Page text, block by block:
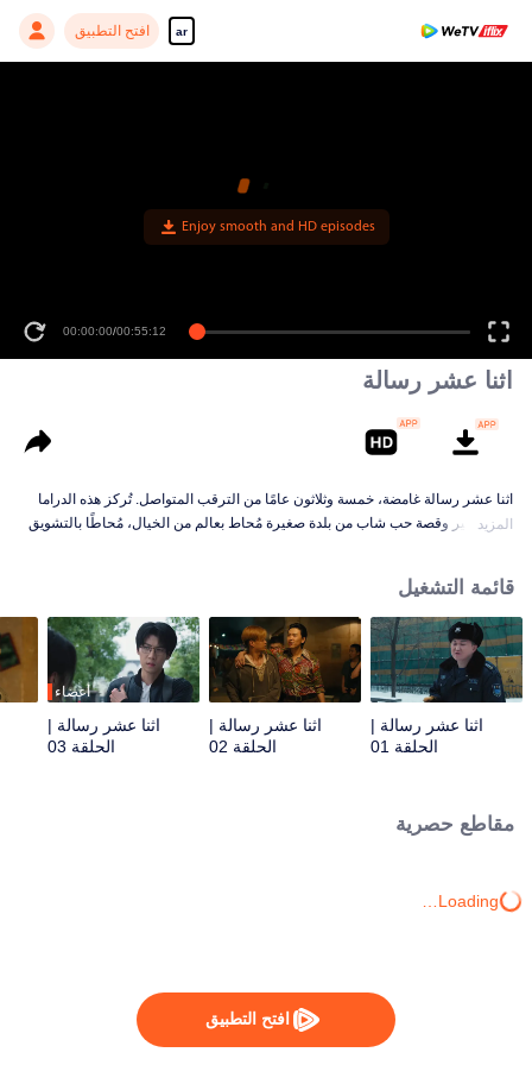
ar افتح التطبيق
افتح التطبيق
Enjoy smooth and HD episodes
00:00:00/00:55:12
اثنا عشر رسالة
اثنا عشر رسالة غامضة، خمسة وثلاثون عامًا من الترقب المتواصل. تُركز هذه الدراما
على مصير وقصة حب شاب من بلدة صغيرة مُحاط بعالم من الخيال، مُحاطًا بالتشويق
دراسي مهجور قناةً تربط بين زمانين، مما يخلق تجربة آسرة ومشوقة.
المزيد
قائمة التشغيل
اثنا عشر رسالة |
الحلقة 01
اثنا عشر رسالة |
الحلقة 02
أعضاء
اثنا عشر رسالة |
الحلقة 03
مقاطع حصرية
Loading…